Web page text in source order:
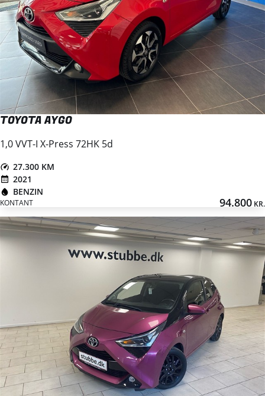
TOYOTA AYGO
1,0 VVT-I X-Press 72HK 5d
27.300 KM
2021
BENZIN
KONTANT 94.800 KR.